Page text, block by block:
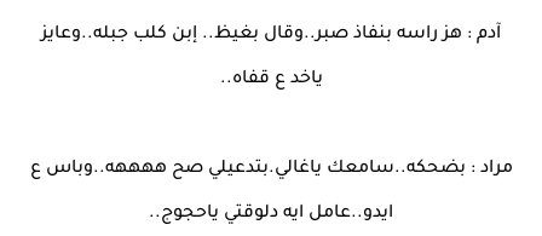
آدم : هز راسه بنفاذ صبر..وقال بغيظ.. إبن كلب جبله..وعايز
ياخد ع قفاه..
مراد : بضحكه..سامعك ياغالي.بتدعيلي صح ههههه..وباس ع
ايدو..عامل ايه دلوقتي ياحجوج..